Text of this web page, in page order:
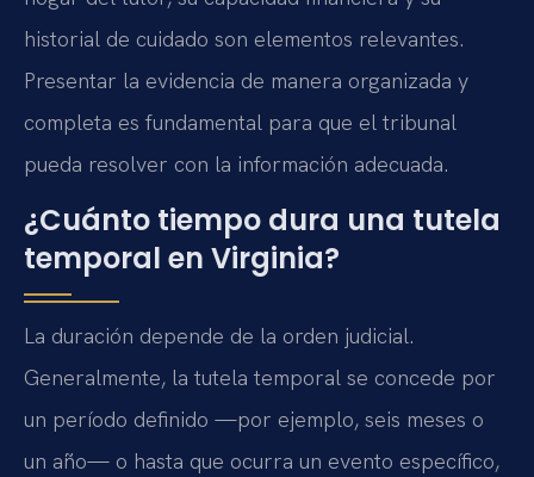
historial de cuidado son elementos relevantes.
Presentar la evidencia de manera organizada y
completa es fundamental para que el tribunal
pueda resolver con la información adecuada.
¿Cuánto tiempo dura una tutela
temporal en Virginia?
La duración depende de la orden judicial.
Generalmente, la tutela temporal se concede por
un período definido —por ejemplo, seis meses o
un año— o hasta que ocurra un evento específico,